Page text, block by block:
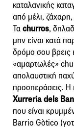
καταλανικής
από μέλι,
Ταchurros,
μην είναι κατά
δρόμο σου βρεις
«αμαρτωλές»
απολαυστική
προσπεράσεις. Η
Xurreria dels
που είναι
Barrio Gòtico